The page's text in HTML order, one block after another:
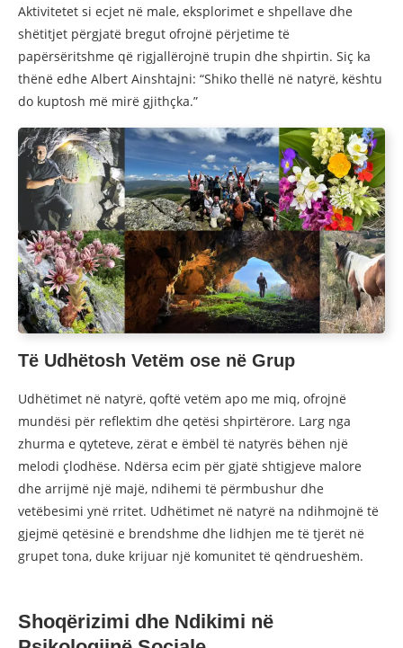
Aktivitetet si ecjet në male, eksplorimet e shpellave dhe
shëtitjet përgjatë bregut ofrojnë përjetime të
papërsëritshme që rigjallërojnë trupin dhe shpirtin. Siç ka
thënë edhe Albert Ainshtajni: “Shiko thellë në natyrë, kështu
do kuptosh më mirë gjithçka.”
Të Udhëtosh Vetëm ose në Grup
Udhëtimet në natyrë, qoftë vetëm apo me miq, ofrojnë
mundësi për reflektim dhe qetësi shpirtërore. Larg nga
zhurma e qyteteve, zërat e ëmbël të natyrës bëhen një
melodi çlodhëse. Ndërsa ecim për gjatë shtigjeve malore
dhe arrijmë një majë, ndihemi të përmbushur dhe
vetëbesimi ynë rritet. Udhëtimet në natyrë na ndihmojnë të
gjejmë qetësinë e brendshme dhe lidhjen me të tjerët në
grupet tona, duke krijuar një komunitet të qëndrueshëm.
Shoqërizimi dhe Ndikimi në